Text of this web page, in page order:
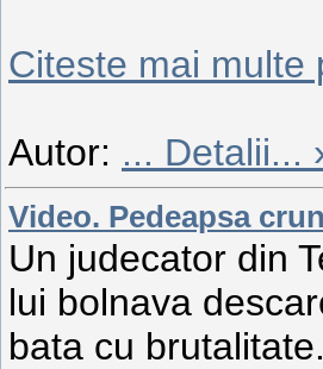
Citeste mai multe
Autor: ... Detalii...
Video. Pedeapsa
Un judecator din
lui bolnava
bata cu brutalitate.